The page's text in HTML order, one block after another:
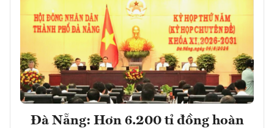
Đà Nẵng: Hơn 6.200 tỉ đồng hoàn